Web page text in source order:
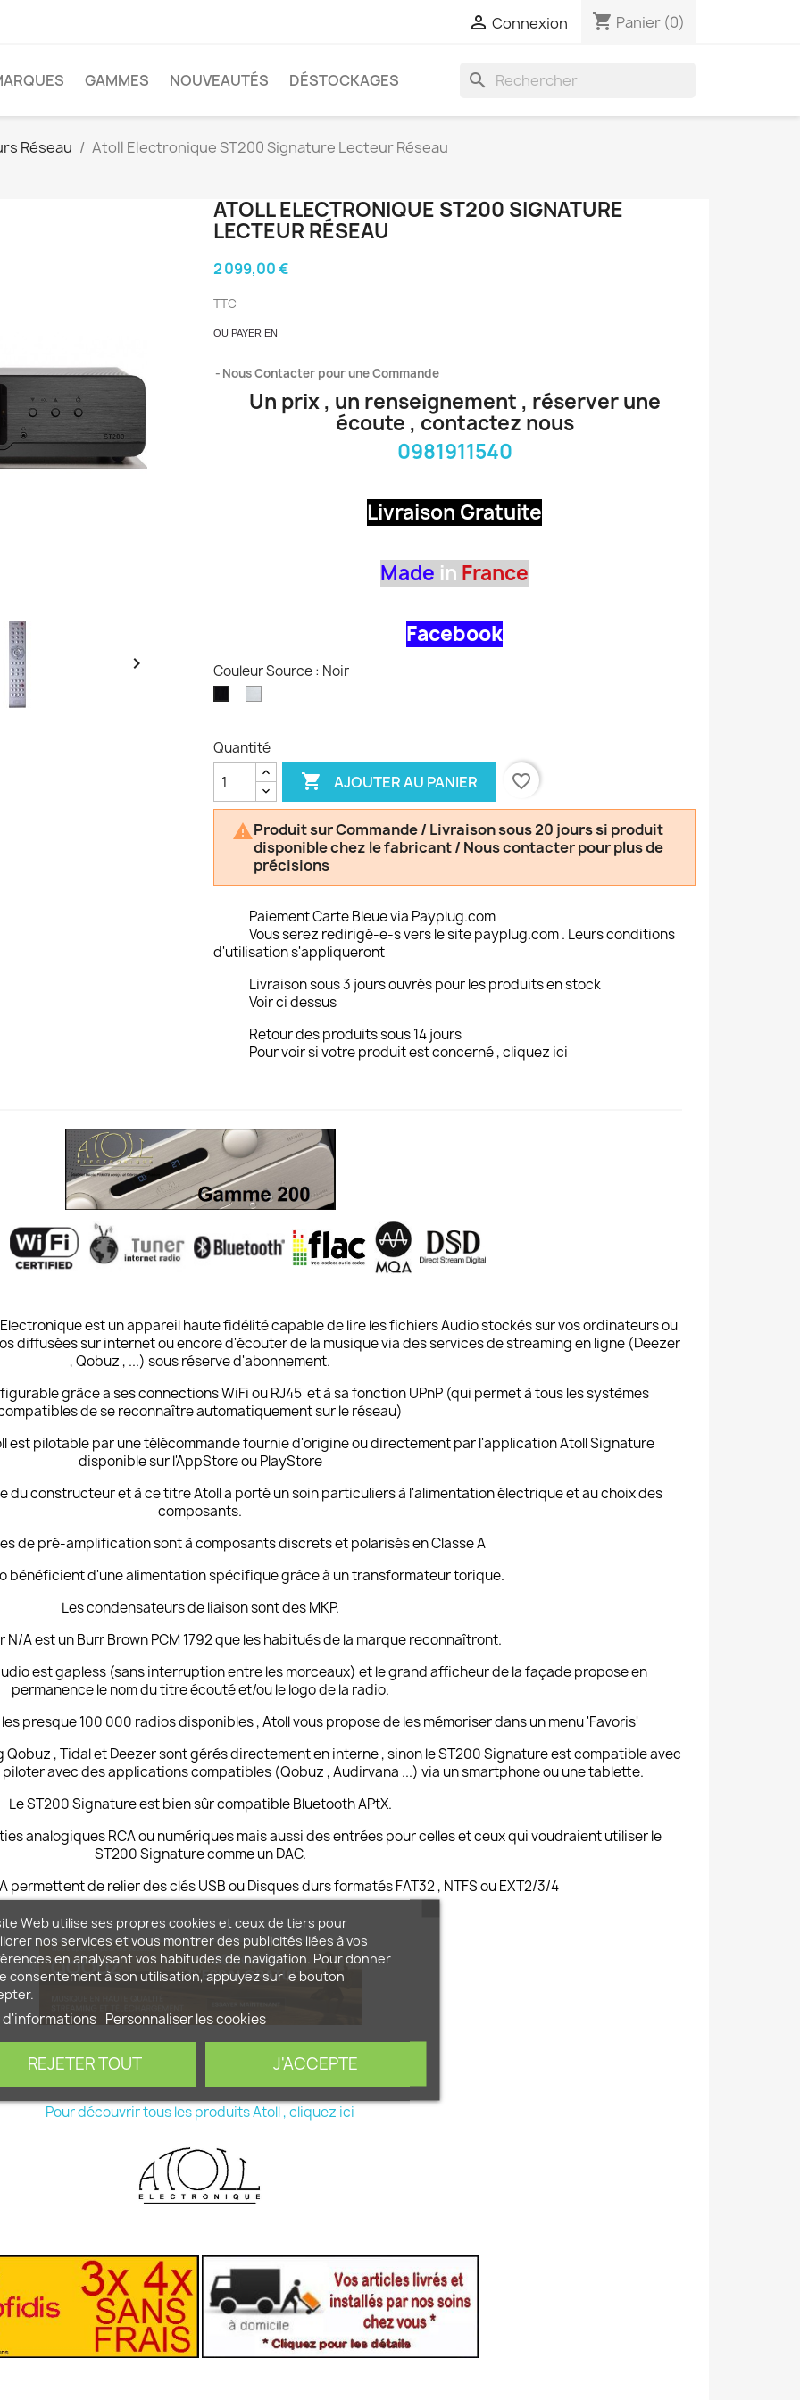
 Connexion shopping_cart Panier (0)
GAMMES NOUVEAUTÉS DÉSTOCKAGES search
Réseau Atoll Electronique ST200 Signature Lecteur Réseau

ATOLL ELECTRONIQUE ST200 SIGNATURE
LECTEUR RÉSEAU
2 099,00 €
TTC
OU PAYER EN
Nous Contacter pour une Commande
Un prix , un renseignement , réserver une
écoute , contactez nous
0981911540
Livraison Gratuite
Made in France
Facebook
Couleur Source : Noir
Quantité
 AJOUTER AU PANIER favorite_border
Produit sur Commande / Livraison sous 20 jours si produit
disponible chez le fabricant / Nous contacter pour plus de
précisions
Paiement Carte Bleue via Payplug.com
Vous serez redirigé-e-s vers le site payplug.com . Leurs conditions
d'utilisation s'appliqueront
Livraison sous 3 jours ouvrés pour les produits en stock
Voir ci dessus
Retour des produits sous 14 jours
Pour voir si votre produit est concerné , cliquez ici
est un appareil haute fidélité capable de lire les fichiers Audio stockés sur vos ordinateurs ou
diffusées sur internet ou encore d'écouter de la musique via des services de streaming en ligne (Deezer
, Qobuz , ...) sous réserve d'abonnement.
grâce a ses connections WiFi ou RJ45 et à sa fonction UPnP (qui permet à tous les systèmes
de se reconnaître automatiquement sur le réseau)
est pilotable par une télécommande fournie d'origine ou directement par l'application Atoll Signature
disponible sur l'AppStore ou PlayStore
du constructeur et à ce titre Atoll a porté un soin particuliers à l'alimentation électrique et au choix des
composants.
de pré-amplification sont à composants discrets et polarisés en Classe A
bénéficient d'une alimentation spécifique grâce à un transformateur torique.
Les condensateurs de liaison sont des MKP.
N/A est un Burr Brown PCM 1792 que les habitués de la marque reconnaîtront.
est gapless (sans interruption entre les morceaux) et le grand afficheur de la façade propose en
permanence le nom du titre écouté et/ou le logo de la radio.
presque 100 000 radios disponibles , Atoll vous propose de les mémoriser dans un menu 'Favoris'
, Tidal et Deezer sont gérés directement en interne , sinon le ST200 Signature estcompatible avec
piloter avec des applications compatibles (Qobuz , Audirvana ...) via un smartphone ou une tablette.
Le ST200 Signature est bien sûr compatible Bluetooth APtX.
analogiques RCA ou numériques mais aussi des entrées pour celles et ceux qui voudraient utiliser le
ST200 Signature comme unDAC.
permettent de relier des clés USB ou Disques durs formatés FAT32 , NTFS ou EXT2/3/4
Pour découvrir tous les produits Atoll , cliquez ici
Web utilise ses propres cookies et ceux de tiers pour
nos services et vous montrer des publicités liées à vos
en analysant vos habitudes de navigation. Pour donner
consentement à son utilisation, appuyez sur le bouton
d'informations Personnaliser les cookies
REJETER TOUT J'ACCEPTE